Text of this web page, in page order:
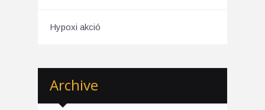
Hypoxi akció
Archive